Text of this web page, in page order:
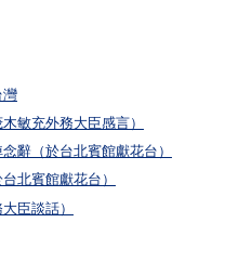
灣
敏充外務大臣感言）
辭（於台北賓館獻花台）
北賓館獻花台）
臣談話）